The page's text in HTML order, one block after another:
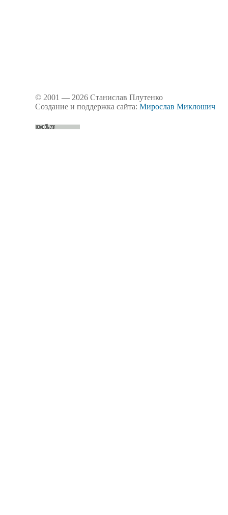
© 2001 — 2026 Станислав Плутенко
Создание и поддержка сайта: Мирослав Миклошич